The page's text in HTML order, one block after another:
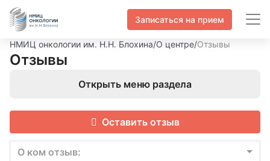
Записаться на прием
НМИЦ онкологии им. Н.Н. Блохина/О центре/Отзывы
Отзывы
Открыть меню раздела
Оставить отзыв
О ком отзыв: